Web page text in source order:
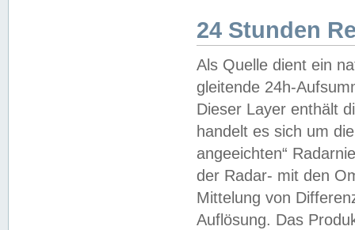
24 Stunden
Als Quelle dient ein
gleitende 24h-
Dieser Layer enthält
handelt es sich um
angeeichten“
der Radar- mit den
Mittelung von
Auflösung. Das